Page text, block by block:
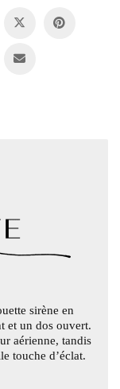
sirène en
et un dos ouvert.
aérienne, tandis
touche d’éclat.